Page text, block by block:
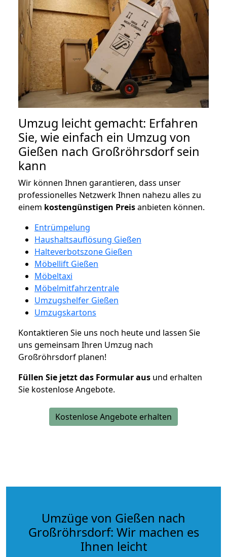
Umzug leicht gemacht: Erfahren
Sie, wie einfach ein Umzug von
Gießen nach Großröhrsdorf sein
kann
Wir können Ihnen garantieren, dass unser
professionelles Netzwerk Ihnen nahezu alles zu
einem kostengünstigen Preisanbieten können.
Entrümpelung
Haushaltsauflösung Gießen
Halteverbotszone Gießen
Möbellift Gießen
Möbeltaxi
Möbelmitfahrzentrale
Umzugshelfer Gießen
Umzugskartons
Kontaktieren Sie uns noch heute und lassen Sie
uns gemeinsam Ihren Umzug nach
Großröhrsdorf planen!
Füllen Sie jetzt das Formular aus und erhalten
Sie kostenlose Angebote.
Kostenlose Angebote erhalten
Umzüge von Gießen nach
Großröhrsdorf: Wir machen es
Ihnen leicht